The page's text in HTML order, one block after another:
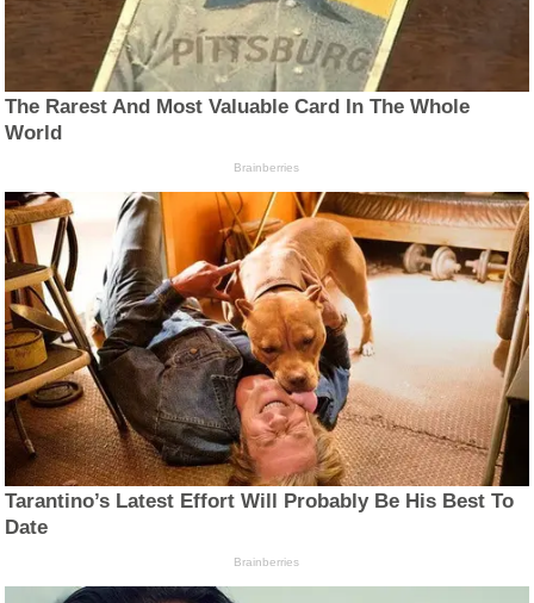
The Rarest And Most Valuable Card In The Whole
World
Brainberries
Tarantino’s Latest Effort Will Probably Be His Best To
Date
Brainberries